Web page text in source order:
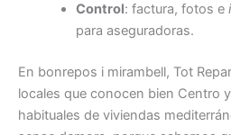
Control: factura, fotos e
para aseguradoras.
En bonrepos i mirambell, Tot
locales que conocen bien Centro
habituales de viviendas